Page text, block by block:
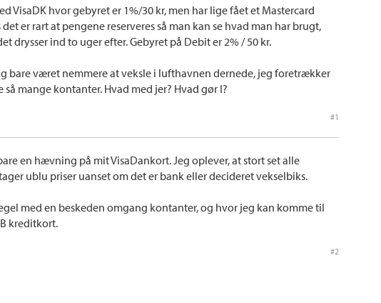
VisaDK hvor gebyret er 1%/30 kr, men har lige fået et Mastercard
er rart at pengene reserveres så man kan se hvad man har brugt,
drysser ind to uger efter. Gebyret på Debit er 2% / 50 kr.
bare været nemmere at veksle i lufthavnen dernede, jeg foretrækker
mange kontanter. Hvad med jer? Hvad gør I?
#1
en hævning på mit VisaDankort. Jeg oplever, at stort set alle
ublu priser uanset om det er bank eller decideret vekselbiks.
med en beskeden omgang kontanter, og hvor jeg kan komme til
kreditkort.
#2